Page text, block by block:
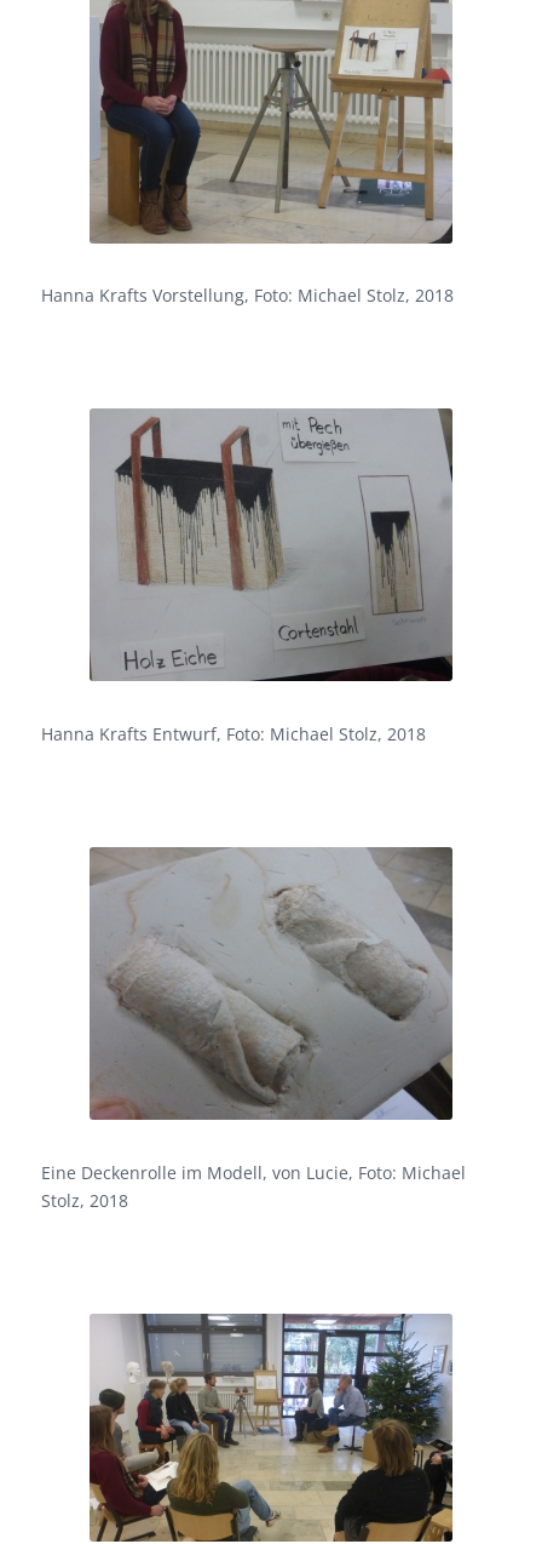
Hanna Krafts Vorstellung, Foto: Michael Stolz, 2018
Hanna Krafts Entwurf, Foto: Michael Stolz, 2018
Eine Deckenrolle im Modell, von Lucie, Foto: Michael
Stolz, 2018